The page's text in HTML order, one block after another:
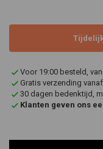
Voor 19:00 besteld,
Gratis verzending
30 dagen bedenktijd,
Klanten geven ons